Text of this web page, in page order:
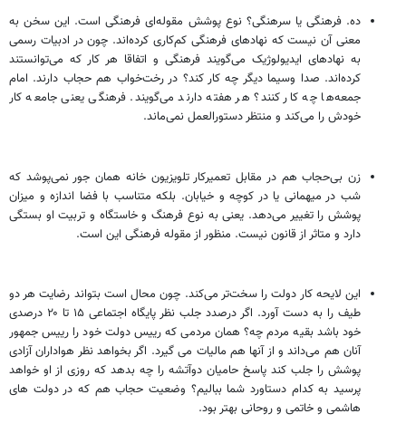
ده. فرهنگی یا سرهنگی؟ نوع پوشش مقوله‌ای فرهنگی است. این سخن به
معنی آن نیست که نهادهای فرهنگی کم‌کاری کرده‌اند. چون در ادبیات رسمی
به نهادهای ایدیولوژیک می‌گویند فرهنگی و اتفاقا هر کار که می‌توانستند
کرده‌اند. صدا وسیما دیگر چه کار کند؟ در رخت‌خواب هم حجاب دارند. امام
جمعه‌ها چه کار کنند؟ هر هفته دارند می‌گویند. فرهنگی یعنی جامعه کار
خودش را می‌کند و منتظر دستورالعمل نمی‌ماند.
زن بی‌حجاب هم در مقابل تعمیرکار تلویزیون خانه همان جور نمی‌پوشد که
شب در میهمانی یا در کوچه و خیابان. بلکه متناسب با فضا اندازه و میزان
پوشش را تغییر می‌دهد. یعنی به نوع فرهنگ و خاستگاه و تربیت او بستگی
دارد و متاثر از قانون نیست. منظور از مقوله فرهنگی این است.
این لایحه کار دولت را سخت‌تر می‌کند. چون محال است بتواند رضایت هر دو
طیف را به دست آورد. اگر درصدد جلب نظر پایگاه اجتماعی ۱۵ تا ۲۰ درصدی
خود باشد بقیه مردم چه؟ همان مردمی که رییس دولت خود را رییس جمهور
آنان هم می‌داند و از آنها هم مالیات می گیرد. اگر بخواهد نظر هواداران آزادی
پوشش را جلب کند پاسخ حامیان دوآتشه را چه بدهد که روزی از او خواهد
پرسید به کدام دستاورد شما ببالیم؟ وضعیت حجاب هم که در دولت های
هاشمی و خاتمی و روحانی بهتر بود.